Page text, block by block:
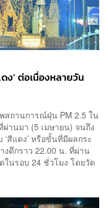
ง’ ต่อเนื่องหลายวัน
สถานการณ์ฝุ่น PM 2.5 ใน
านมา (5 เมษายน) จนถึง
สีแดง’ หรือขั้นที่มีผลกระ
ดึกราว 22.00 น. ที่ผ่าน
นรอบ 24 ชั่วโมง โดยวัด